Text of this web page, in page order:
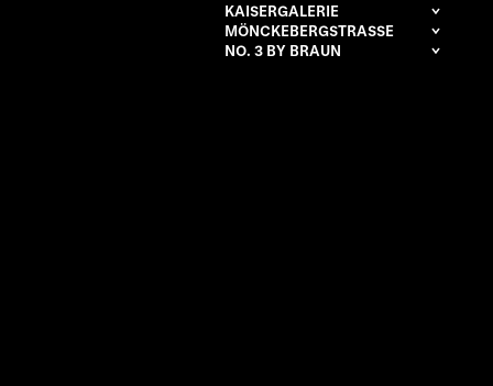
KAISERGALERIE
MÖNCKEBERGSTRASSE
NO. 3 BY BRAUN